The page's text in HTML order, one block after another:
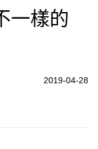
一樣的
2019-04-28